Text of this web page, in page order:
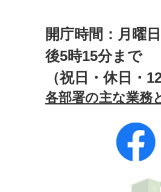
開庁時間：月曜
後5時15分まで
（祝日・休日・
各部署の主な業務